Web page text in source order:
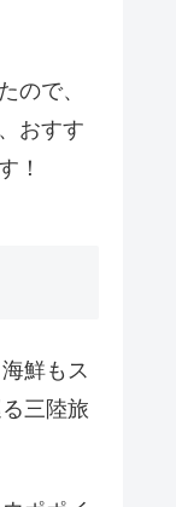
ので、
おすす
！
鮮もス
三陸旅